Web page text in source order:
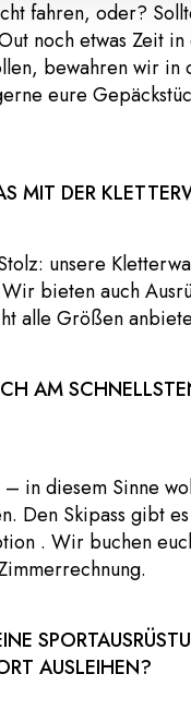
fahren, oder?
noch etwas Zeit
bewahren wir in
eure
MIT DER
unsere
bieten auch
alle Größen
AM
in diesem Sinne
Den Skipass gibt
. Wir buchen
AUSLEIHEN?